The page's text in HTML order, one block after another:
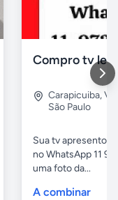
Compro tv
Carapicuiba,
São Paulo
Sua tv apresentou
no WhatsApp 11
uma foto da...
A combinar